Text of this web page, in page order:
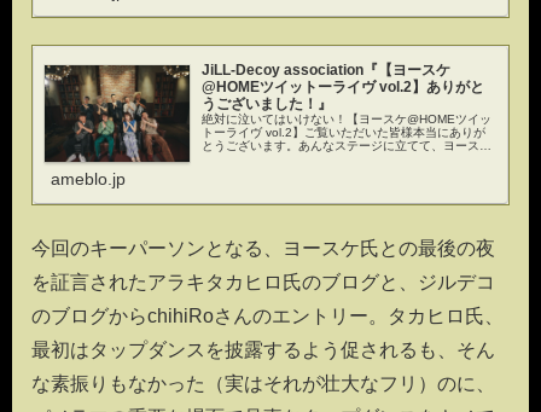
JiLL-Decoy association『【ヨースケ
@HOMEツイットーライヴ vol.2】ありがと
うございました！』
絶対に泣いてはいけない！【ヨースケ@HOMEツイッ
トーライヴ vol.2】ご覧いただいた皆様本当にありが
とうございます。あんなステージに立てて、ヨースケ
ameblo.jp
今回のキーパーソンとなる、ヨースケ氏との最後の夜
を証言されたアラキタカヒロ氏のブログと、ジルデコ
のブログからchihiRoさんのエントリー。タカヒロ氏、
最初はタップダンスを披露するよう促されるも、そん
な素振りもなかった（実はそれが壮大なフリ）のに、